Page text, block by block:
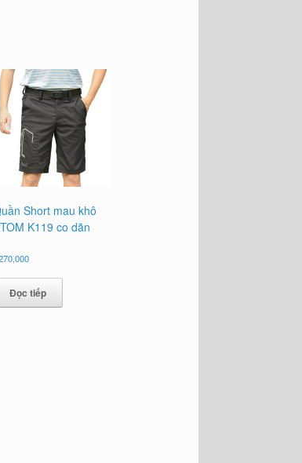
Short mau khô
K119 co dãn
Đọc tiếp